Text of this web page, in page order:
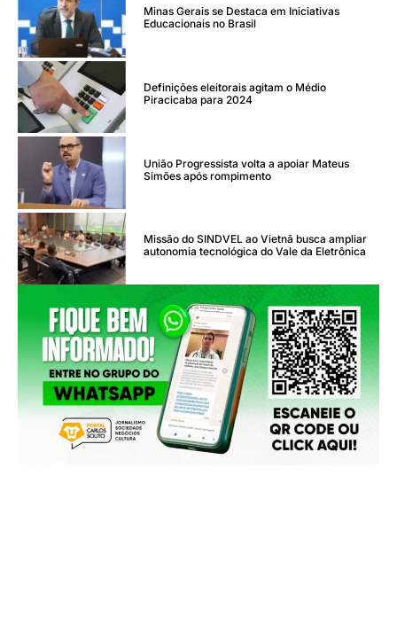
Minas Gerais se Destaca em Iniciativas
Educacionais no Brasil
Definições eleitorais agitam o Médio
Piracicaba para 2024
União Progressista volta a apoiar Mateus
Simões após rompimento
Missão do SINDVEL ao Vietnã busca ampliar
autonomia tecnológica do Vale da Eletrônica